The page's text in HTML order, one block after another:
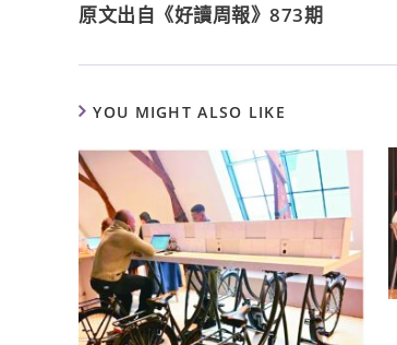
原文出自《好讀周報》873期
YOU MIGHT ALSO LIKE